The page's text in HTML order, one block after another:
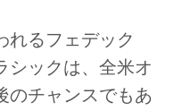
れるフェデック
シックは、全米オ
のチャンスでもあ